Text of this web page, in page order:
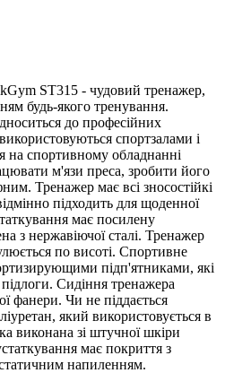
ST315 - чудовий тренажер,
будь-якого тренування.
до професійних
спортзалами і
на спортивному обладнанні
м'язи преса, зробити його
Тренажер має всі зносостійкі
підходить для щоденної
має посилену
​​з нержавіючої сталі. Тренажер
по висоті. Спортивне
підп'ятниками, які
Сидіння тренажера
фанери. Чи не піддається
який використовується в
виконана зі штучної шкіри
має покриття з
напиленням.